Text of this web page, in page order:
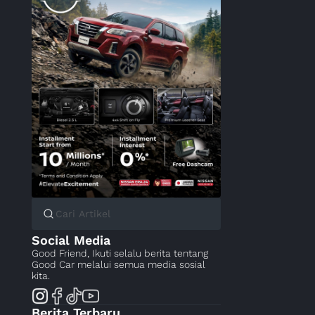
Social Media
Good Friend, Ikuti selalu berita tentang
Good Car melalui semua media sosial
kita.